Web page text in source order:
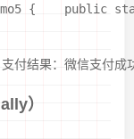
{    public
付结果：微信支付成
）